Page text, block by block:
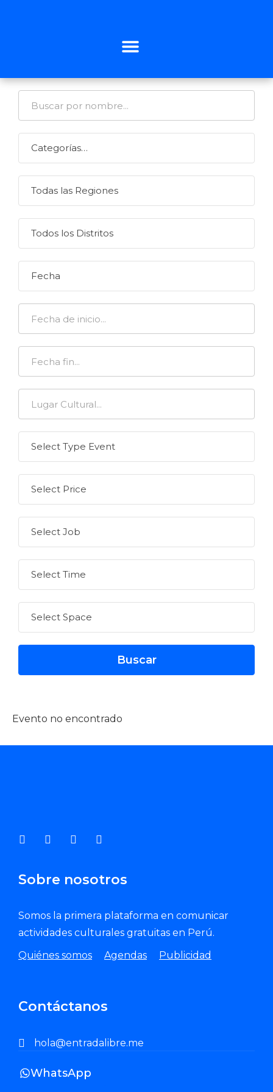
Evento no encontrado
Sobre nosotros
Somos la primera plataforma en comunicar
actividades culturales gratuitas en Perú.
Quiénes somos
Agendas Publicidad
Contáctanos
hola@entradalibre.me
WhatsApp